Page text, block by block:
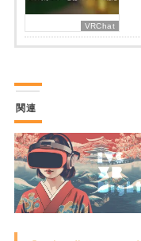
設立：2017年8月9日
事業内容：VR/AR/
コーポレートページ：
参考：
投稿者プロフィ
バー